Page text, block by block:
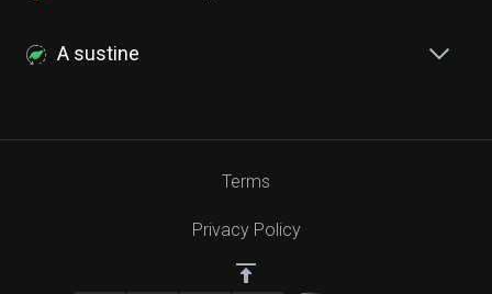
A sustine
Terms
Privacy Policy